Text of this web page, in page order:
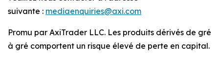
suivante : mediaenquiries@axi.com
Promu par AxiTrader LLC. Les produits dérivés de gré
à gré comportent un risque élevé de perte en capital.